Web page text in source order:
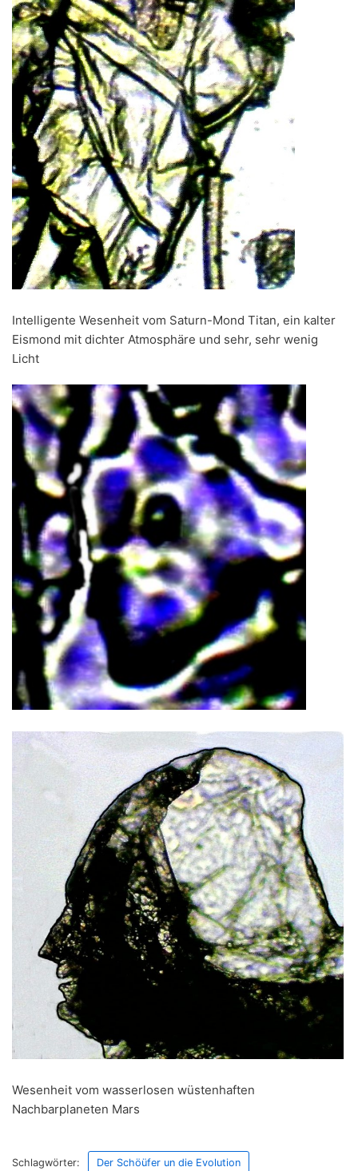
Intelligente Wesenheit vom Saturn-Mond Titan, ein kalter
Eismond mit dichter Atmosphäre und sehr, sehr wenig
Licht
Wesenheit vom wasserlosen wüstenhaften
Nachbarplaneten Mars
Schlagwörter: Der Schöüfer un die Evolution